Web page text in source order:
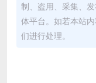
制、盗用、采集、
体平台。如若本站
们进行处理。